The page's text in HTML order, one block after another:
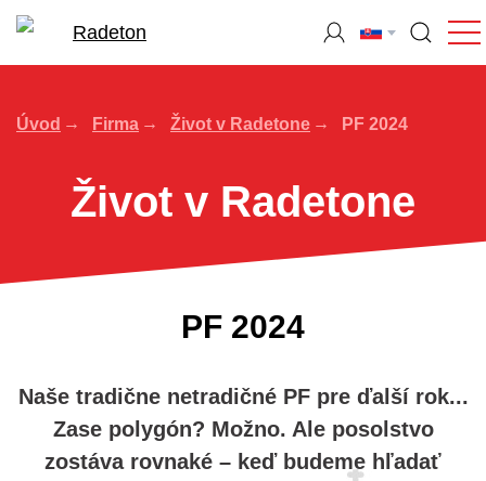
Úvod Firma Život v Radetone PF 2024
Život v Radetone
PF 2024
Naše tradične netradičné PF pre ďalší rok...
Zase polygón? Možno. Ale posolstvo
zostáva rovnaké – keď budeme hľadať